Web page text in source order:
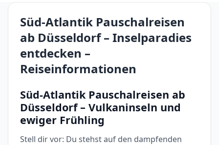
Süd-Atlantik Pauschalreisen
ab Düsseldorf – Inselparadies
entdecken –
Reiseinformationen
Süd-Atlantik Pauschalreisen ab
Düsseldorf – Vulkaninseln und
ewiger Frühling
Stell dir vor: Du stehst auf den dampfenden